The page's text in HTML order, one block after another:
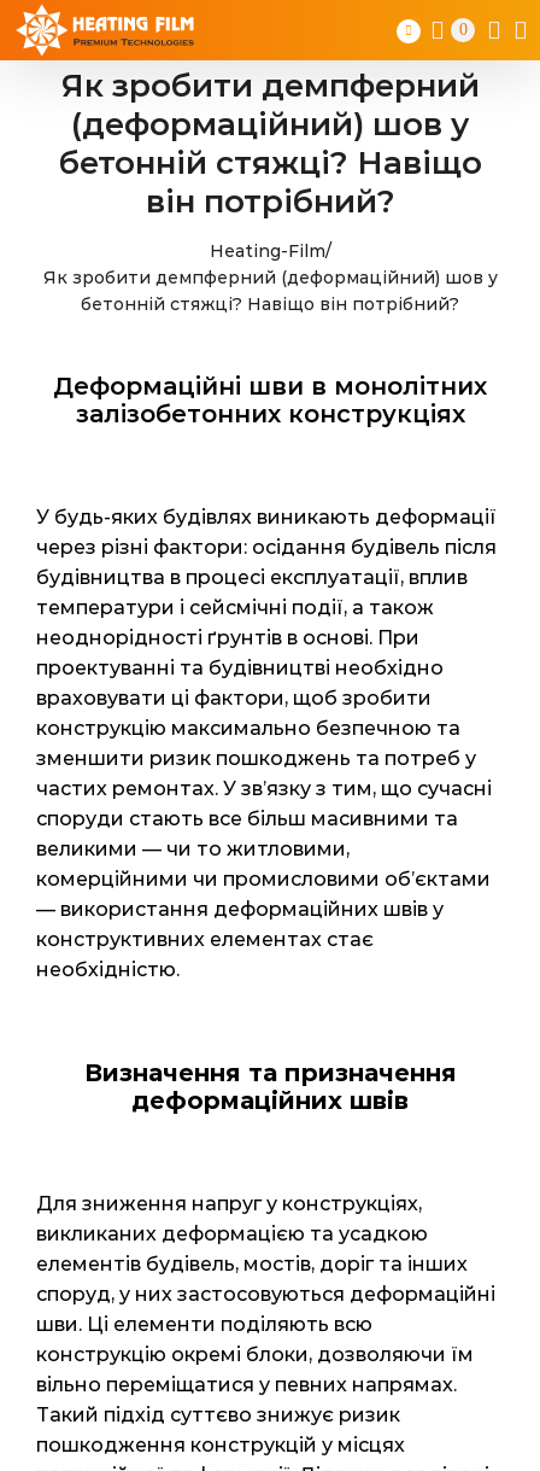
Skip
content
0
Як зробити демпферний
(деформаційний) шов у
бетонній стяжці? Навіщо
він потрібний?
Heating-Film/
Як зробити демпферний (деформаційний) шов у
бетонній стяжці? Навіщо він потрібний?
Деформаційні шви в монолітних
залізобетонних конструкціях
У будь-яких будівлях виникають деформації
через різні фактори: осідання будівель після
будівництва в процесі експлуатації, вплив
температури і сейсмічні події, а також
неоднорідності ґрунтів в основі. При
проектуванні та будівництві необхідно
враховувати ці фактори, щоб зробити
конструкцію максимально безпечною та
зменшити ризик пошкоджень та потреб у
частих ремонтах. У зв’язку з тим, що сучасні
споруди стають все більш масивними та
великими — чи то житловими,
комерційними чи промисловими об’єктами
— використання деформаційних швів у
конструктивних елементах стає
необхідністю.
Визначення та призначення
деформаційних швів
Для зниження напруг у конструкціях,
викликаних деформацією та усадкою
елементів будівель, мостів, доріг та інших
споруд, у них застосовуються деформаційні
шви. Ці елементи поділяють всю
конструкцію окремі блоки, дозволяючи їм
вільно переміщатися у певних напрямах.
Такий підхід суттєво знижує ризик
пошкодження конструкцій у місцях